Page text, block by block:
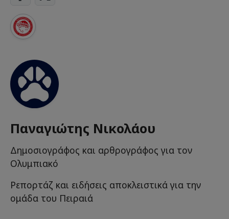
Παναγιώτης Νικολάου
Δημοσιογράφος και αρθρογράφος για τον
Ολυμπιακό
Ρεπορτάζ και ειδήσεις αποκλειστικά για την
ομάδα του Πειραιά